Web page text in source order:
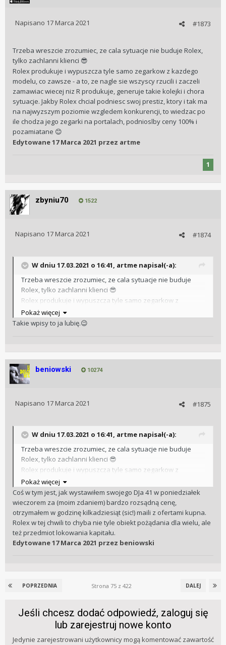
#1873
Napisano 17 Marca 2021
Trzeba wreszcie zrozumiec, ze cala sytuacje nie buduje Rolex,
tylko zachlanni klienci 😎
Rolex produkuje i wypuszcza tyle samo zegarkow z kazdego
modelu, co zawsze - a to, ze nagle sie wszyscy rzucili i zaczeli
zamawiac wiecej niz R produkuje, generuje takie kolejki i chora
sytuacje. Jakby Rolex chcial podniesc swoj prestiz, ktory i tak ma
na najwyzszym poziomie wzgledem konkurencji, to wiedzac po
ile chodza jego zegarki na portalach, podnioslby ceny 100% i
pozamiatane 😊
Edytowane17 Marca 2021 przez artme
1
zbyniu70 1522
#1874
Napisano 17 Marca 2021
W dniu 17.03.2021 o 16:41, artme napisał(-a):
Trzeba wreszcie zrozumiec, ze cala sytuacje nie buduje
Rolex, tylko zachlanni klienci 😎
Rolex produkuje i wypuszcza tyle samo zegarkow z
kazdego modelu, co zawsze - a to, ze nagle sie wszyscy
rzucili i zaczeli zamawiac wiecej niz R produkuje, generuje
wzgledem konkurencji, to wiedzac po ile chodza jego
zegarki na portalach, podnioslby ceny 100% i pozamiatane
😊
Pokaż więcej
Takie wpisy to ja lubię.😉
beniowski 10274
#1875
Napisano 17 Marca 2021
W dniu 17.03.2021 o 16:41, artme napisał(-a):
Trzeba wreszcie zrozumiec, ze cala sytuacje nie buduje
Rolex, tylko zachlanni klienci 😎
Rolex produkuje i wypuszcza tyle samo zegarkow z
kazdego modelu, co zawsze - a to, ze nagle sie wszyscy
rzucili i zaczeli zamawiac wiecej niz R produkuje, generuje
takie kolejki i chora sytuacje. Jakby Rolex chcial podniesc
swoj prestiz, ktory i tak ma na najwyzszym poziomie
wzgledem konkurencji, to wiedzac po ile chodza jego
zegarki na portalach, podnioslby ceny 100% i pozamiatane
😊
Pokaż więcej
Coś w tym jest, jak wystawiłem swojego DJa 41 w poniedziałek
wieczorem za (moim zdaniem) bardzo rozsądną cenę,
otrzymałem w godzinę kilkadziesiąt (sic!) maili z ofertami kupna.
Rolex w tej chwili to chyba nie tyle obiekt pożądania dla wielu, ale
też przedmiot lokowania kapitału.
Edytowane17 Marca 2021 przez beniowski
POPRZEDNIA DALEJ
Strona 75 z 422
Jeśli chcesz dodać odpowiedź, zaloguj się
lub zarejestruj nowe konto
Jedynie zarejestrowani użytkownicy mogą komentować zawartość